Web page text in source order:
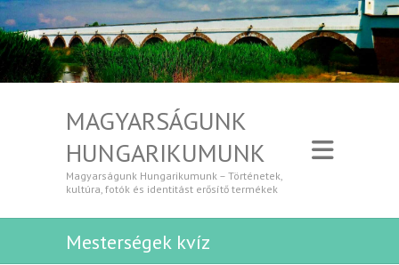
MAGYARSÁGUNK
HUNGARIKUMUNK
Magyarságunk Hungarikumunk – Történetek,
kultúra, fotók és identitást erősítő termékek
Mesterségek kvíz